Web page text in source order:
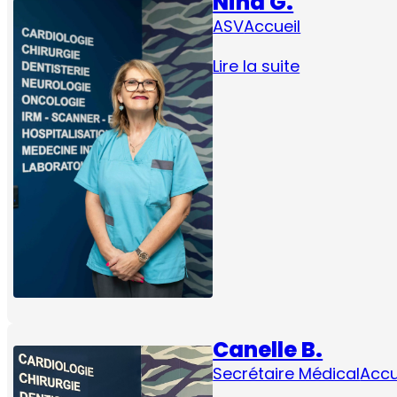
ASVAccueil
Lire la suite
Canelle B.
Secrétaire Médical